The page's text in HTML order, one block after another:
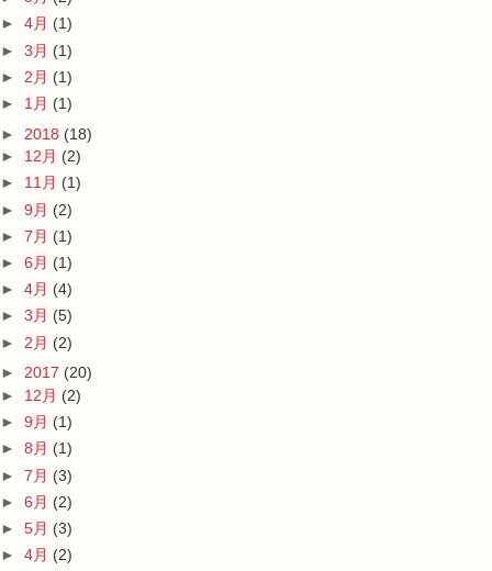
► 4月 (1)
► 3月 (1)
► 2月 (1)
► 1月 (1)
► 2018 (18)
► 12月 (2)
► 11月 (1)
► 9月 (2)
► 7月 (1)
► 6月 (1)
► 4月 (4)
► 3月 (5)
► 2月 (2)
► 2017 (20)
► 12月 (2)
► 9月 (1)
► 8月 (1)
► 7月 (3)
► 6月 (2)
► 5月 (3)
► 4月 (2)